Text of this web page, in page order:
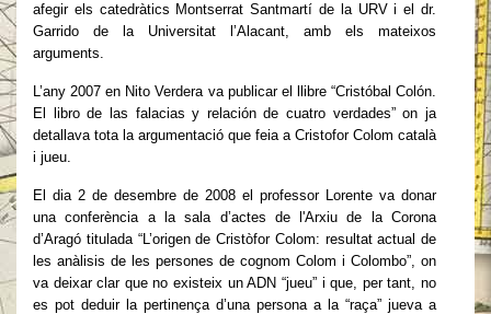
afegir els catedràtics Montserrat Santmartí de la URV i el dr.
Garrido de la Universitat l’Alacant, amb els mateixos
arguments.
L’any 2007 en Nito Verdera va publicar el llibre “Cristóbal Colón.
El libro de las falacias y relación de cuatro verdades” on ja
detallava tota la argumentació que feia a Cristofor Colom català
i jueu.
El dia 2 de desembre de 2008 el professor Lorente va donar
una conferència a la sala d’actes de l'Arxiu de la Corona
d’Aragó titulada “L’origen de Cristòfor Colom: resultat actual de
les anàlisis de les persones de cognom Colom i Colombo”, on
va deixar clar que no existeix un ADN “jueu” i que, per tant, no
es pot deduir la pertinença d’una persona a la “raça” jueva a